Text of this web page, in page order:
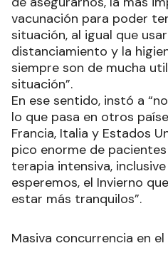
vacunación para poder
situación, al igual que
distanciamiento y la
siempre son de mucha
situación”.
En ese sentido, instó a
lo que pasa en otros
Francia, Italia y Estados
pico enorme de
terapia intensiva,
esperemos, el Invierno
estar más tranquilos”.
Masiva concurrencia en